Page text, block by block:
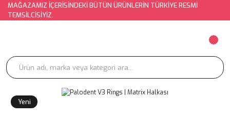
MAĞAZAMIZ İÇERİSİNDEKİ BÜTÜN ÜRÜNLERİN TÜRKİYE RESMİ
TEMSİLCİSİYİZ.
Yeni